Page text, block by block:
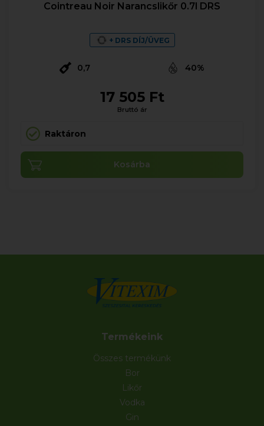
Cointreau Noir Narancslikőr 0.7l DRS
+ DRS DÍJ/ÜVEG
0,7 40%
17 505 Ft
Bruttó ár
Raktáron
Kosárba
Termékeink
Összes termékünk
Bor
Likőr
Vodka
Gin